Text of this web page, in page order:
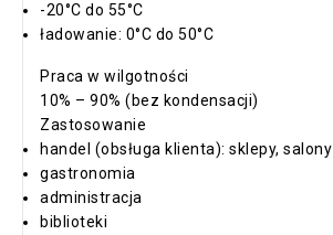
-20°C do 55°C
ładowanie: 0°C do 50°C
Praca w wilgotności
10% – 90% (bez kondensacji)
Zastosowanie
handel (obsługa klienta): sklepy, salony
gastronomia
administracja
biblioteki